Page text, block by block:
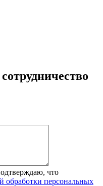
что
обработки персональных